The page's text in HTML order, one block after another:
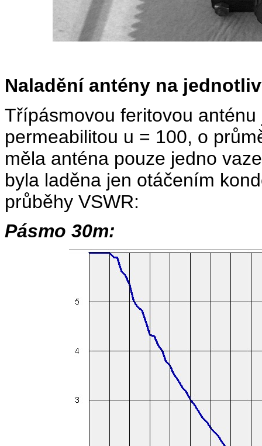
Naladění antény na
Třípásmovou feritovou
permeabilitou u = 100, o
měla anténa pouze jedno
byla laděna jen otáčením
průběhy VSWR:
Pásmo 30m: